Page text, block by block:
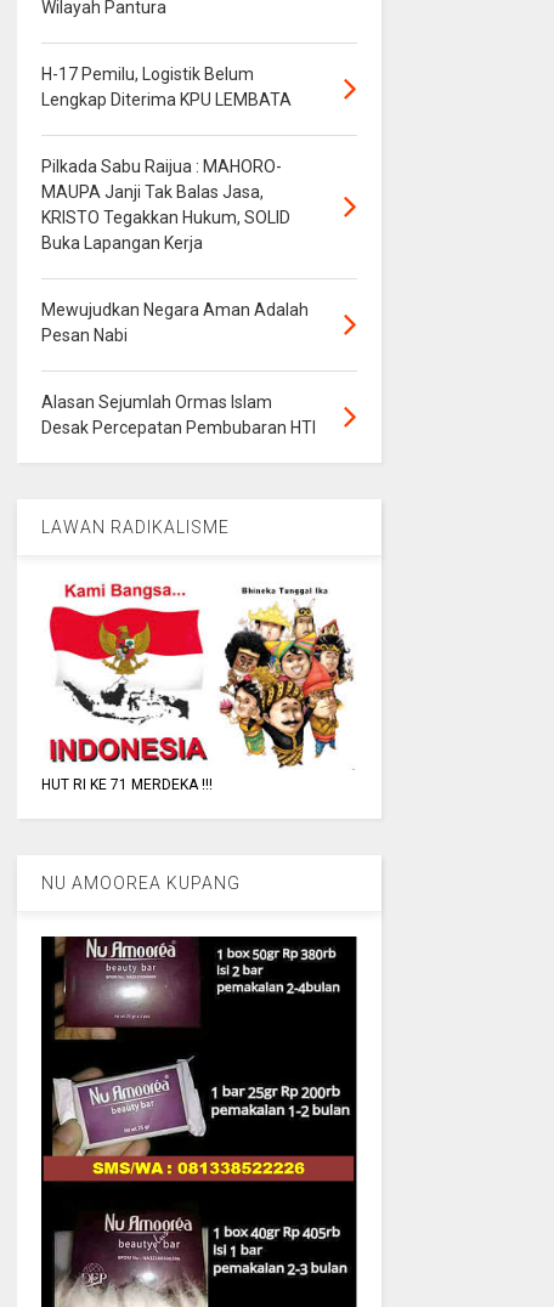
Wilayah Pantura
H-17 Pemilu, Logistik Belum
Lengkap Diterima KPU LEMBATA
Pilkada Sabu Raijua : MAHORO-
MAUPA Janji Tak Balas Jasa,
KRISTO Tegakkan Hukum, SOLID
Buka Lapangan Kerja
Mewujudkan Negara Aman Adalah
Pesan Nabi
Alasan Sejumlah Ormas Islam
Desak Percepatan Pembubaran HTI
LAWAN RADIKALISME
HUT RI KE 71 MERDEKA !!!
NU AMOOREA KUPANG